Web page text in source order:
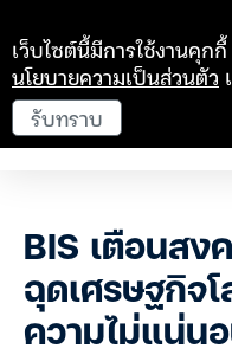
BIS เตือนสง
ฉุดเศรษฐกิจ
ความไม่แน่นอ
เว็บไซต์นี้มีการใช้งานคุก
นโยบายความเป็นส่วนตัว
รับทราบ